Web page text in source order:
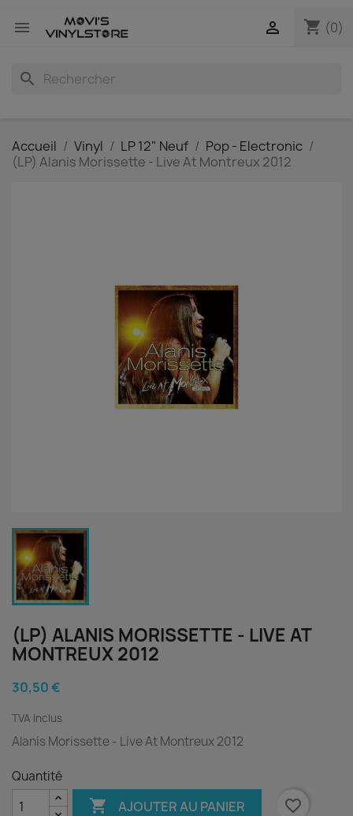
 shopping_cart (0)

search
Accueil Vinyl LP 12" Neuf
Pop - Electronic
(LP) Alanis Morissette - Live At Montreux 2012
(LP) ALANIS MORISSETTE - LIVE AT
MONTREUX 2012
30,50 €
TVA Inclus
Alanis Morissette - Live At Montreux 2012
Quantité
 AJOUTER AU PANIER
favorite_border